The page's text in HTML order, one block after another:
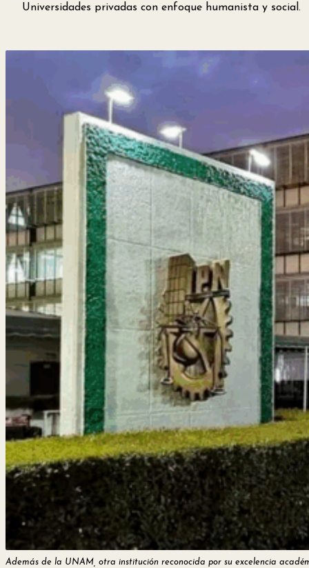
Universidades privadas con enfoque humanista y social.
Además de la UNAM, otra institución reconocida por su excelencia